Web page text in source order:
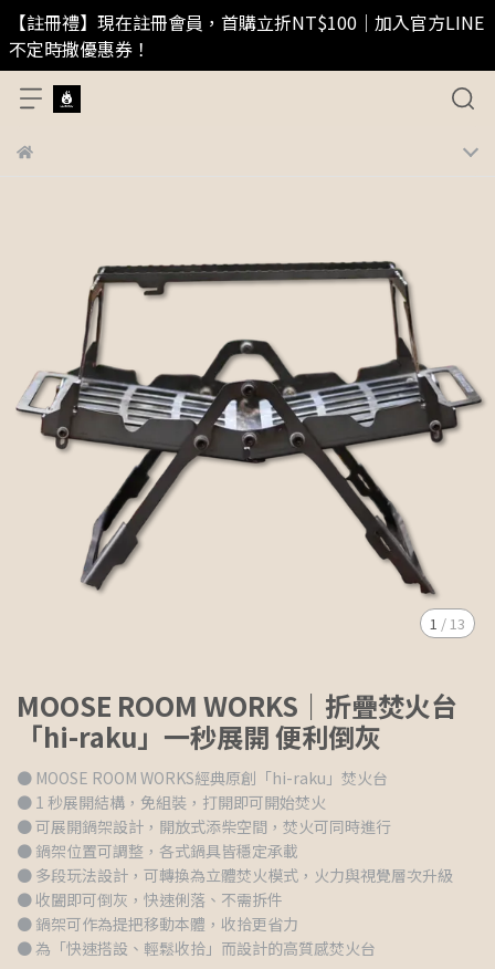
【註冊禮】現在註冊會員，首購立折NT$100｜加入官方LINE
不定時撒優惠券！
1 / 13
MOOSE ROOM WORKS｜折疊焚火台
「hi-raku」一秒展開 便利倒灰
● MOOSE ROOM WORKS經典原創「hi-raku」焚火台
● 1 秒展開結構，免組裝，打開即可開始焚火
● 可展開鍋架設計，開放式添柴空間，焚火可同時進行
● 鍋架位置可調整，各式鍋具皆穩定承載
● 多段玩法設計，可轉換為立體焚火模式，火力與視覺層次升級
● 收闔即可倒灰，快速俐落、不需拆件
● 鍋架可作為提把移動本體，收拾更省力
● 為「快速搭設、輕鬆收拾」而設計的高質感焚火台